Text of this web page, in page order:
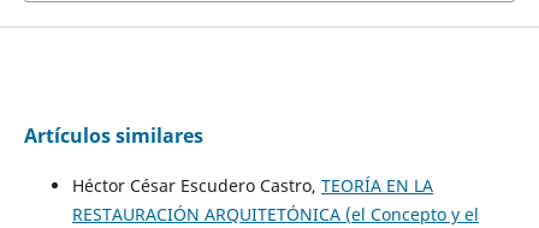
Artículos similares
Héctor César Escudero Castro, TEORÍA EN LA
RESTAURACIÓN ARQUITETÓNICA (el Concepto y el